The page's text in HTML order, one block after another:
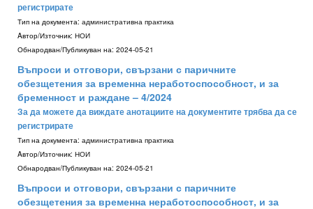
регистрирате
Тип на документа: административна практика
Aвтор/Източник: НОИ
Обнародван/Публикуван на: 2024-05-21
Въпроси и отговори, свързани с паричните
обезщетения за временна неработоспособност, и за
бременност и раждане – 4/2024
За да можете да виждате анотациите на документите трябва да се
регистрирате
Тип на документа: административна практика
Aвтор/Източник: НОИ
Обнародван/Публикуван на: 2024-05-21
Въпроси и отговори, свързани с паричните
обезщетения за временна неработоспособност, и за